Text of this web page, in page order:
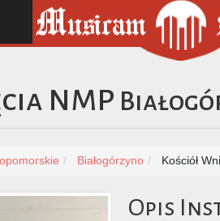
NMP
Białogórzyno Kościół
Opis